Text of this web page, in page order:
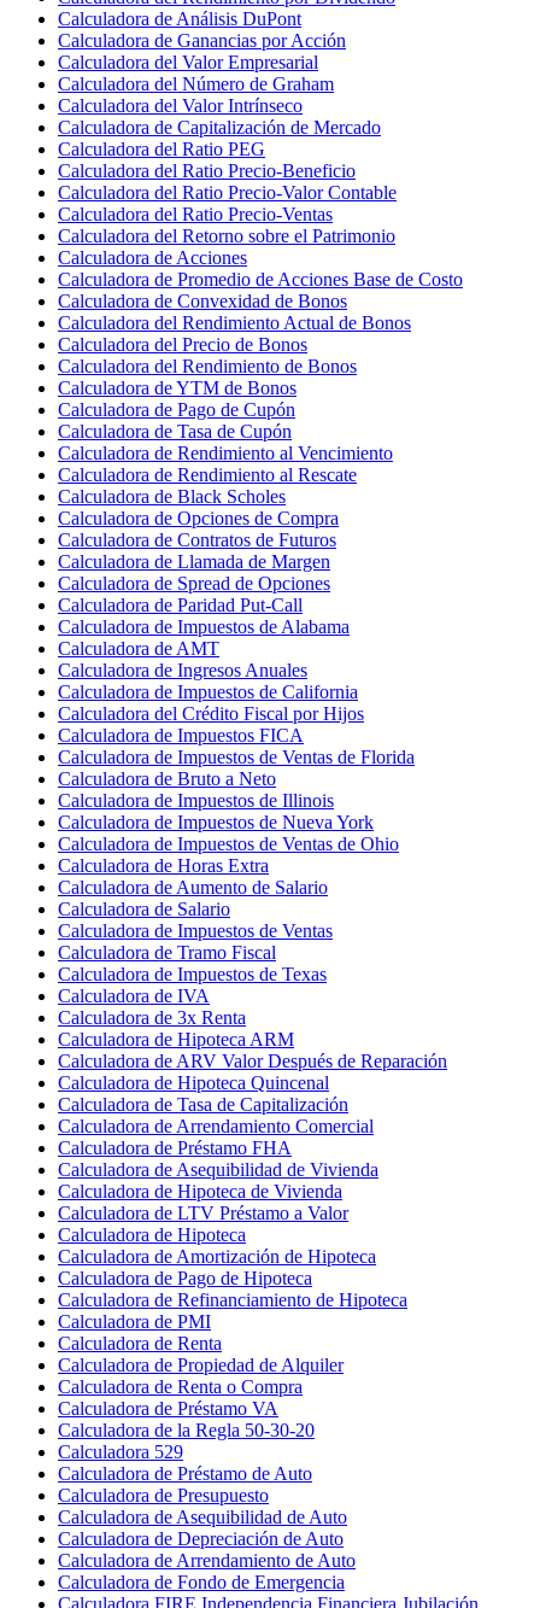
Calculadora de Análisis DuPont
Calculadora de Ganancias por Acción
Calculadora del Valor Empresarial
Calculadora del Número de Graham
Calculadora del Valor Intrínseco
Calculadora de Capitalización de Mercado
Calculadora del Ratio PEG
Calculadora del Ratio Precio-Beneficio
Calculadora del Ratio Precio-Valor Contable
Calculadora del Ratio Precio-Ventas
Calculadora del Retorno sobre el Patrimonio
Calculadora de Acciones
Calculadora de Promedio de Acciones Base de Costo
Calculadora de Convexidad de Bonos
Calculadora del Rendimiento Actual de Bonos
Calculadora del Precio de Bonos
Calculadora del Rendimiento de Bonos
Calculadora de YTM de Bonos
Calculadora de Pago de Cupón
Calculadora de Tasa de Cupón
Calculadora de Rendimiento al Vencimiento
Calculadora de Rendimiento al Rescate
Calculadora de Black Scholes
Calculadora de Opciones de Compra
Calculadora de Contratos de Futuros
Calculadora de Llamada de Margen
Calculadora de Spread de Opciones
Calculadora de Paridad Put-Call
Calculadora de Impuestos de Alabama
Calculadora de AMT
Calculadora de Ingresos Anuales
Calculadora de Impuestos de California
Calculadora del Crédito Fiscal por Hijos
Calculadora de Impuestos FICA
Calculadora de Impuestos de Ventas de Florida
Calculadora de Bruto a Neto
Calculadora de Impuestos de Illinois
Calculadora de Impuestos de Nueva York
Calculadora de Impuestos de Ventas de Ohio
Calculadora de Horas Extra
Calculadora de Aumento de Salario
Calculadora de Salario
Calculadora de Impuestos de Ventas
Calculadora de Tramo Fiscal
Calculadora de Impuestos de Texas
Calculadora de IVA
Calculadora de 3x Renta
Calculadora de Hipoteca ARM
Calculadora de ARV Valor Después de Reparación
Calculadora de Hipoteca Quincenal
Calculadora de Tasa de Capitalización
Calculadora de Arrendamiento Comercial
Calculadora de Préstamo FHA
Calculadora de Asequibilidad de Vivienda
Calculadora de Hipoteca de Vivienda
Calculadora de LTV Préstamo a Valor
Calculadora de Hipoteca
Calculadora de Amortización de Hipoteca
Calculadora de Pago de Hipoteca
Calculadora de Refinanciamiento de Hipoteca
Calculadora de PMI
Calculadora de Renta
Calculadora de Propiedad de Alquiler
Calculadora de Renta o Compra
Calculadora de Préstamo VA
Calculadora de la Regla 50-30-20
Calculadora 529
Calculadora de Préstamo de Auto
Calculadora de Presupuesto
Calculadora de Asequibilidad de Auto
Calculadora de Depreciación de Auto
Calculadora de Arrendamiento de Auto
Calculadora de Fondo de Emergencia
Calculadora FIRE Independencia Financiera Jubilación